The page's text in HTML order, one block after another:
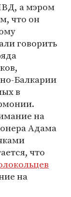
а мэром
что он
говорить
Балкарии
в
на
Адама
что
на